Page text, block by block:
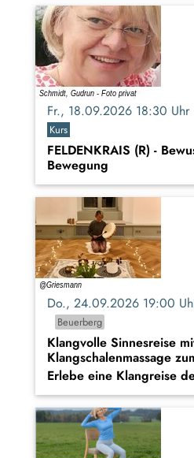
Fr., 18.09.2026 18:30 Uhr
Kurs
FELDENKRAIS (R) -
Bewegung
Do., 24.09.2026 19:00
Beuerberg
Klangvolle Sinnesreise
Klangschalenmassage
Erlebe eine Klangreise